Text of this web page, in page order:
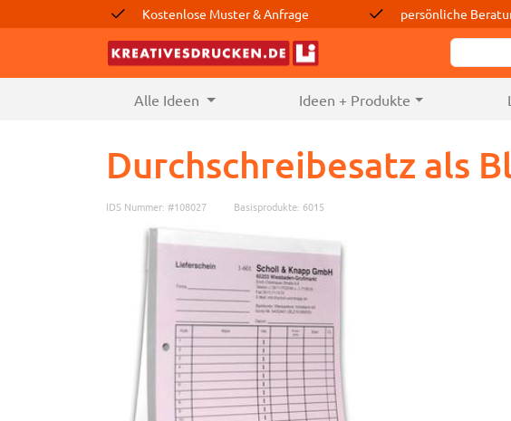
Kostenlose Muster & Anfrage persönliche
Alle Ideen (current) Ideen + Produkte
Durchschreibesatz als
IDS Nummer: #108027 Basisprodukte: 6015